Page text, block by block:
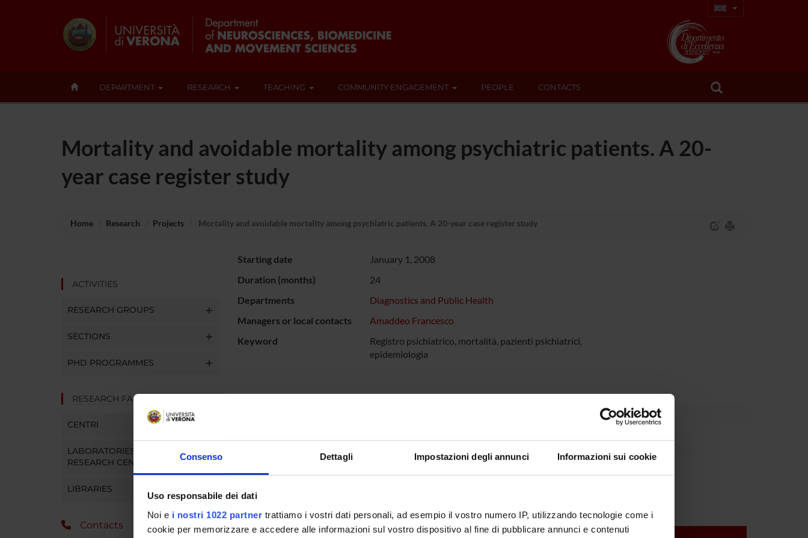
Consenso Dettagli Impostazioni degli annunci Informazioni sui cookie
Uso responsabile dei dati
Noi e i nostri 1022 partner trattiamo i vostri dati personali, ad esempio il vostro numero IP, utilizzando tecnologie come i
cookie per memorizzare e accedere alle informazioni sul vostro dispositivo al fine di pubblicare annunci e contenuti
DEPARTMENT RESEARCH TEACHING COMMUNITY ENGAGEMENT PEOPLE CONTACTS
Mortality and avoidable mortality among psychiatric patients. A 20-
year case register study
Home Research Projects Mortality and avoidable mortality among psychiatric patients. A 20-year case register study
ACTIVITIES
RESEARCH GROUPS
SECTIONS
PHD PROGRAMMES
RESEARCH FACILITIES
CENTRI
LABORATORIES AND
RESEARCH CENTRES
LIBRARIES
Contacts
Starting date
January 1, 2008
Duration (months)
24
Departments
Diagnostics and Public Health
Managers or local contacts
Amaddeo Francesco
Keyword
Registro psichiatrico, mortalità, pazienti psichiatrici,
epidemiologia
Francesco Amaddeo Full Professor
Full Professor
Laura Grigoletti
Alberto Rossi